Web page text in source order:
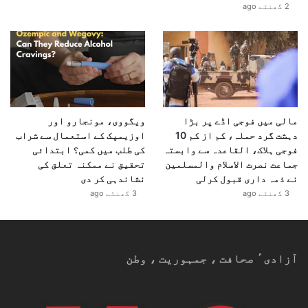
2 گھنٹے ago
مالی میں فوجی اڈے پر بڑا
دہشت گرد حملہ، کم از کم 10
فوجی ہلاک، القاعدہ سے وابستہ
جماعت نصرت الاسلام والمسلمین
نے ذمہ داری قبول کرلی
3 گھنٹے ago
ویگووی، مونجارو اور
اوزیمپک کے استعمال سے شراب
کی طلب میں کمی؟ ابتدائی
تحقیق نے ممکنہ تعلق کی
نشاندہی کر دی
3 گھنٹے ago
آزادیٴ صحافت ، جمہوریت ، وطن